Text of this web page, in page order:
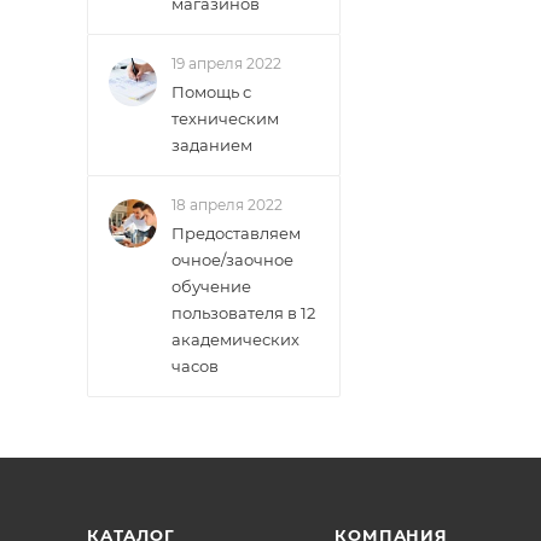
19 апреля 2022
Помощь с
техническим
заданием
18 апреля 2022
Предоставляем
очное/заочное
обучение
пользователя в 12
академических
часов
КАТАЛОГ КОМПАНИЯ